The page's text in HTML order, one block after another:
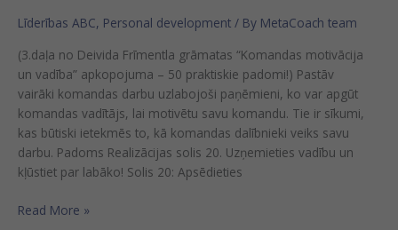
Līderības ABC, Personal development / By MetaCoach team
(3.daļa no Deivida Frīmentla grāmatas “Komandas motivācija
un vadība” apkopojuma – 50 praktiskie padomi!) Pastāv
vairāki komandas darbu uzlabojoši paņēmieni, ko var apgūt
komandas vadītājs, lai motivētu savu komandu. Tie ir sīkumi,
kas būtiski ietekmēs to, kā komandas dalībnieki veiks savu
darbu. Padoms Realizācijas solis 20. Uzņemieties vadību un
kļūstiet par labāko! Solis 20: Apsēdieties
Read More »